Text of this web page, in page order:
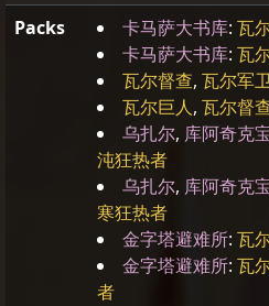
Packs
卡马萨大书库: 瓦
卡马萨大书库: 瓦
瓦尔督查, 瓦尔军
瓦尔巨人, 瓦尔督
乌扎尔, 库阿奇克
沌狂热者
乌扎尔, 库阿奇克
寒狂热者
金字塔避难所: 瓦
金字塔避难所: 瓦
者